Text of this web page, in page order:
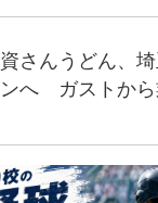
資さんうどん、
ンへ ガストから